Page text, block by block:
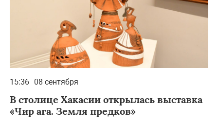
15:36 08 сентября
В столице Хакасии открылась выставка
«Чир ага. Земля предков»